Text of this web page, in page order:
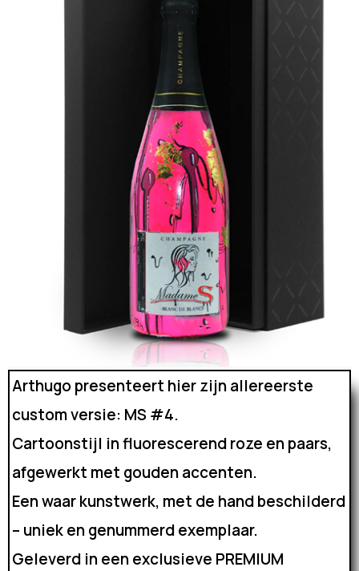
Arthugo presenteert hier zijn allereerste
custom versie: MS #4.
Cartoonstijl in fluorescerend roze en paars,
afgewerkt met gouden accenten.
Een waar kunstwerk, met de hand beschilderd
– uniek en genummerd exemplaar.
Geleverd in een exclusieve PREMIUM